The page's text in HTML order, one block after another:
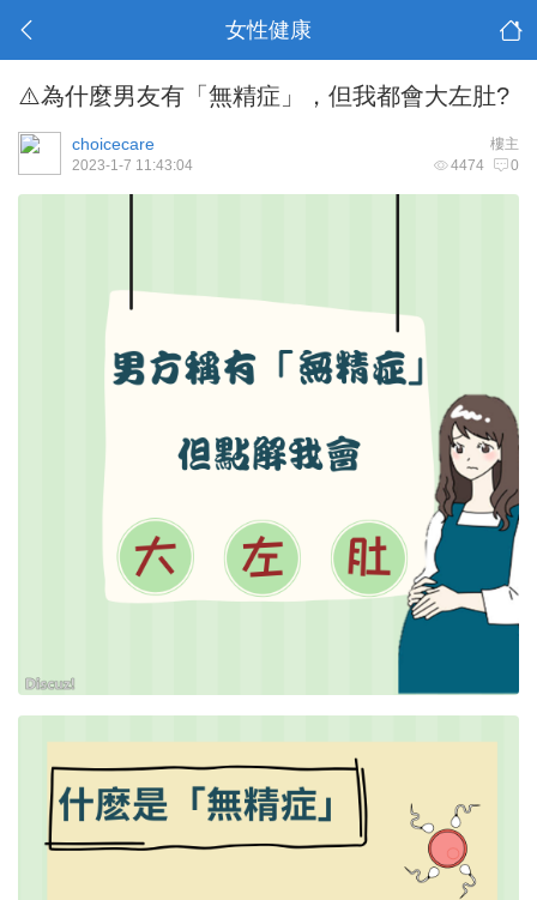
女性健康
⚠️為什麼男友有「無精症」，但我都會大左肚?
樓主
choicecare
4474 0
2023-1-7 11:43:04